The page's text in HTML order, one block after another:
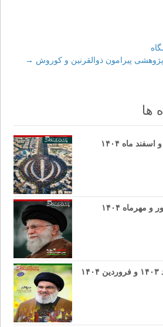
پژوهشی پیرامون ذوالقرنین و کوروش →
ها